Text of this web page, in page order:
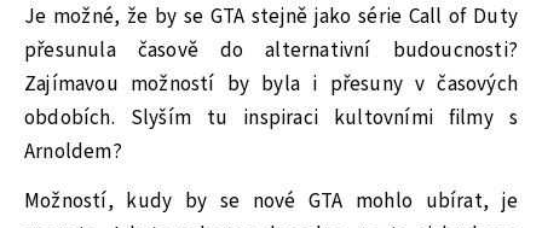
Je možné, že by se GTA stejně jako série Call of Duty
přesunula časově do alternativní budoucnosti?
Zajímavou možností by byla i přesuny v časových
obdobích. Slyším tu inspiraci kultovními filmy s
Arnoldem?
Možností, kudy by se nové GTA mohlo ubírat, je